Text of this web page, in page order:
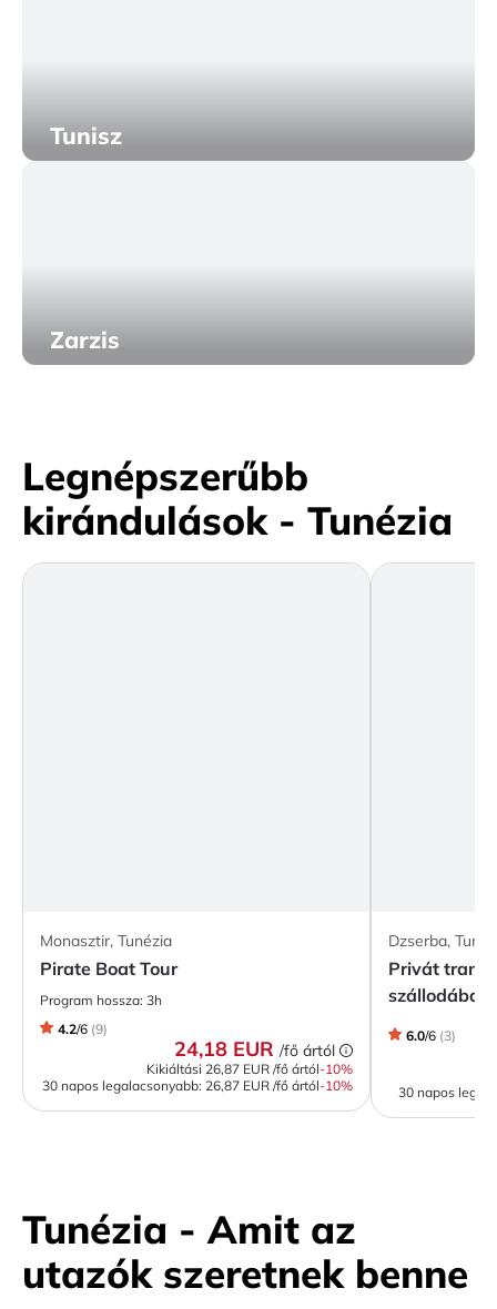
Tunisz
Zarzis
Legnépszerűbb
kirándulások - Tunézia
Monasztir, Tunézia
Pirate Boat Tour
Program hossza: 3h
4.2/6 (9)
24,18 EUR /fő ártól
Kikiáltási 26,87 EUR /fő ártól-10%
30 napos legalacsonyabb: 26,87 EUR /fő ártól-10%
Dzserba,
Privát
szállodába
6.0/6 (3)
30 napos
Tunézia - Amit az
utazók szeretnek benne